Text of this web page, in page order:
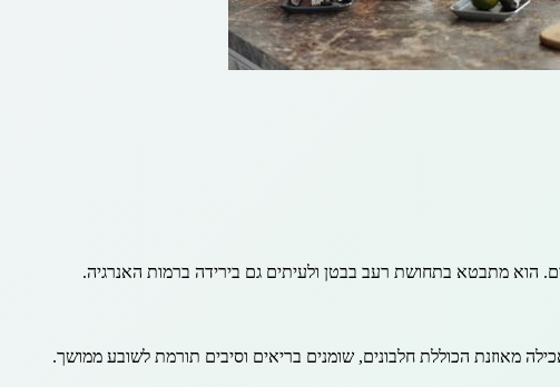
הוא מתבטא בתחושת רעב בבטן ולעיתים גם בירידה ברמות האנרגיה.
מאוזנת הכוללת חלבונים, שומנים בריאים וסיבים תורמת לשובע ממושך.